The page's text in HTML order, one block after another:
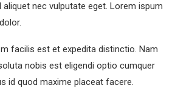
nec vulputate eget. Lorem ispum
facilis est et expedita distinctio. Nam
nobis est eligendi optio cumquer
id quod maxime placeat facere.